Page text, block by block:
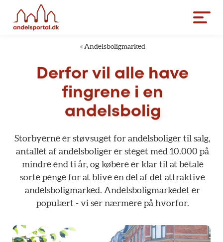
« Andelsboligmarked
Derfor vil alle have
fingrene i en
andelsbolig
Storbyerne er støvsuget for andelsboliger til salg,
antallet af andelsboliger er steget med 10.000 på
mindre end ti år, og købere er klar til at betale
sorte penge for at blive en del af det attraktive
andelsboligmarked. Andelsboligmarkedet er
populært - vi ser nærmere på hvorfor.